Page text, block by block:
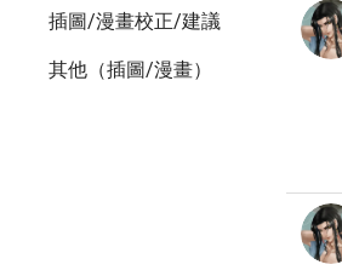
插圖/漫畫校正/建議
其他（插圖/漫畫）